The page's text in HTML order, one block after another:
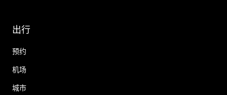
出行
预约
机场
城市